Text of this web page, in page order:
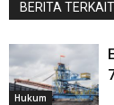
BERITA TERKAIT
Hukum